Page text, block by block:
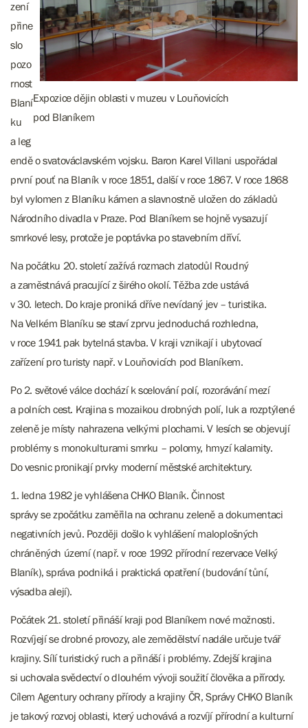
Expozice dějin oblasti v muzeu v Louňovicích
pod Blaníkem
zení
přine
slo
pozo
rnost
Blaní
ku
a leg
endě o svatováclavském vojsku. Baron Karel Villani uspořádal
první pouť na Blaník v roce 1851, další v roce 1867. V roce 1868
byl vylomen z Blaníku kámen a slavnostně uložen do základů
Národního divadla v Praze. Pod Blaníkem se hojně vysazují
smrkové lesy, protože je poptávka po stavebním dříví.
Na počátku 20. století zažívá rozmach zlatodůl Roudný
a zaměstnává pracující z širého okolí. Těžba zde ustává
v 30. letech. Do kraje proniká dříve nevídaný jev – turistika.
Na Velkém Blaníku se staví zprvu jednoduchá rozhledna,
v roce 1941 pak bytelná stavba. V kraji vznikají i ubytovací
zařízení pro turisty např. v Louňovicích pod Blaníkem.
Po 2. světové válce dochází k scelování polí, rozorávání mezí
a polních cest. Krajina s mozaikou drobných polí, luk a rozptýlené
zeleně je místy nahrazena velkými plochami. V lesích se objevují
problémy s monokulturami smrku – polomy, hmyzí kalamity.
Do vesnic pronikají prvky moderní městské architektury.
1. ledna 1982 je vyhlášena CHKO Blaník. Činnost
správy se zpočátku zaměřila na ochranu zeleně a dokumentaci
negativních jevů. Později došlo k vyhlášení maloplošných
chráněných území (např. v roce 1992 přírodní rezervace Velký
Blaník), správa podniká i praktická opatření (budování tůní,
výsadba alejí).
Počátek 21. století přináší kraji pod Blaníkem nové možnosti.
Rozvíjejí se drobné provozy, ale zemědělství nadále určuje tvář
krajiny. Sílí turistický ruch a přináší i problémy. Zdejší krajina
si uchovala svědectví o dlouhém vývoji soužití člověka a přírody.
Cílem Agentury ochrany přírody a krajiny ČR, Správy CHKO Blaník
je takový rozvoj oblasti, který uchovává a rozvíjí přírodní a kulturní